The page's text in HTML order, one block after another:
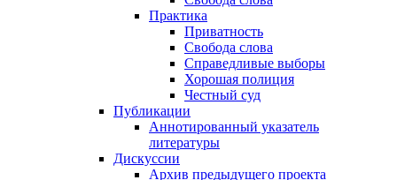
Практика
Приватность
Свобода слова
Справедливые выборы
Хорошая полиция
Честный суд
Публикации
Аннотированный указатель
литературы
Дискуссии
Архив предыдущего проекта